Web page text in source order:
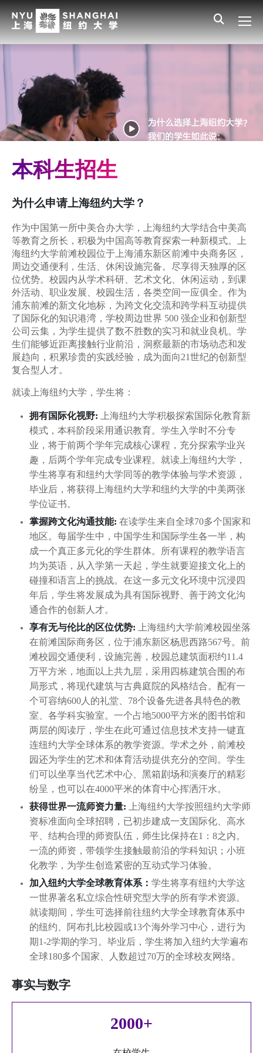
All NYU
Main Menu CN
本科生招生
入学费用与奖助学金
招生政策
招生流程
常见问题
硕博招生
海外学生交流项目
本科生招生
为什么申请上海纽约大学？
作为中国第一所中美合办大学，上海纽约大学结合中美高
等教育之所长，积极为中国高等教育探索一种新模式。上
海纽约大学前滩校园位于上海浦东新区前滩中央商务区，
周边交通便利，生活、休闲设施完备。尽享得天独厚的区
位优势。校园内从学术科研、艺术文化、休闲运动，到课
外活动、职业发展、校园生活，各类空间一应俱全。作为
浦东前滩的新文化地标，为跨文化交流和跨学科互动提供
了国际化的知识港湾，学校周边世界 500 强企业和创新型
公司云集，为学生提供了数不胜数的实习和就业良机。学
生们能够近距离接触行业前沿，洞察最新的市场动态和发
展趋向，积累珍贵的实践经验，成为面向21世纪的创新型
复合型人才。
就读上海纽约大学，学生将：
拥有国际化视野: 上海纽约大学积极探索国际化教育新
模式，本科阶段采用通识教育。学生入学时不分专
业，将于前两个学年完成核心课程，充分探索学业兴
趣，后两个学年完成专业课程。就读上海纽约大学，
学生将享有和纽约大学同等的教学体验与学术资源，
毕业后，将获得上海纽约大学和纽约大学的中美两张
学位证书。
掌握跨文化沟通技能: 在读学生来自全球70多个国家和
地区。每届学生中，中国学生和国际学生各一半，构
成一个真正多元化的学生群体。所有课程的教学语言
均为英语，从入学第一天起，学生就要迎接文化上的
碰撞和语言上的挑战。在这一多元文化环境中沉浸四
年后，学生将发展成为具有国际视野、善于跨文化沟
通合作的创新人才。
享有无与伦比的区位优势: 上海纽约大学前滩校园坐落
在前滩国际商务区，位于浦东新区杨思西路567号。前
滩校园交通便利，设施完善，校园总建筑面积约11.4
万平方米，地面以上共九层，采用四栋建筑合围的布
局形式，将现代建筑与古典庭院的风格结合。配有一
个可容纳600人的礼堂、78个设备先进各具特色的教
室、各学科实验室。一个占地5000平方米的图书馆和
两层的阅读厅，学生在此可通过信息技术支持一键直
连纽约大学全球体系的教学资源。学术之外，前滩校
园还为学生的艺术和体育活动提供充分的空间。学生
们可以坐享当代艺术中心、黑箱剧场和演奏厅的精彩
纷呈，也可以在4000平米的体育中心挥洒汗水。
获得世界一流师资力量: 上海纽约大学按照纽约大学师
资标准面向全球招聘，已初步建成一支国际化、高水
平、结构合理的师资队伍，师生比保持在1：8之内。
一流的师资，带领学生接触最前沿的学科知识；小班
化教学，为学生创造紧密的互动式学习体验。
加入纽约大学全球教育体系： 学生将享有纽约大学这
一世界著名私立综合性研究型大学的所有学术资源。
就读期间，学生可选择前往纽约大学全球教育体系中
的纽约、阿布扎比校园或13个海外学习中心，进行为
期1-2学期的学习。毕业后，学生将加入纽约大学遍布
全球180多个国家、人数超过70万的全球校友网络。
事实与数字
2000+